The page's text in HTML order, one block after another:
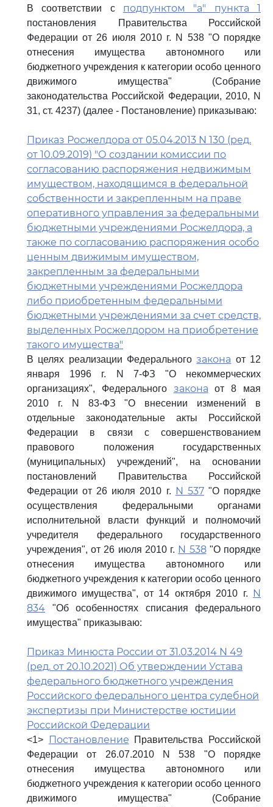
В соответствии с подпунктом "а" пункта 1
постановления Правительства Российской
Федерации от 26 июля 2010 г. N 538 "О порядке
отнесения имущества автономного или
бюджетного учреждения к категории особо ценного
движимого имущества" (Собрание
законодательства Российской Федерации, 2010, N
31, ст. 4237) (далее - Постановление) приказываю:
Приказ Росжелдора от 05.04.2013 N 130 (ред.
от 10.09.2019) "О создании комиссии по
согласованию распоряжения недвижимым
имуществом, находящимся в федеральной
собственности и закрепленным на праве
оперативного управления за федеральными
бюджетными учреждениями Росжелдора, а
также по согласованию распоряжения особо
ценным движимым имуществом,
закрепленным за федеральными
бюджетными учреждениями Росжелдора
либо приобретенным федеральными
бюджетными учреждениями за счет средств,
выделенных Росжелдором на приобретение
такого имущества"
В целях реализации Федеральногозакона от 12
января 1996 г. N 7-ФЗ "О некоммерческих
организациях", Федерального закона от 8 мая
2010 г. N 83-ФЗ "О внесении изменений в
отдельные законодательные акты Российской
Федерации в связи с совершенствованием
правового положения государственных
(муниципальных) учреждений", на основании
постановлений Правительства Российской
Федерации от 26 июля 2010 г. N 537"О порядке
осуществления федеральными органами
исполнительной власти функций и полномочий
учредителя федерального государственного
учреждения", от 26 июля 2010 г. N 538"О порядке
отнесения имущества автономного или
бюджетного учреждения к категории особо ценного
движимого имущества", от 14 октября 2010 г. N
834 "Об особенностях списания федерального
имущества" приказываю:
Приказ Минюста России от 31.03.2014 N 49
(ред. от 20.10.2021) Об утверждении Устава
федерального бюджетного учреждения
Российского федерального центра судебной
экспертизы при Министерстве юстиции
Российской Федерации
<1> Постановление Правительства Российской
Федерации от 26.07.2010 N 538 "О порядке
отнесения имущества автономного или
бюджетного учреждения к категории особо ценного
движимого имущества" (Собрание